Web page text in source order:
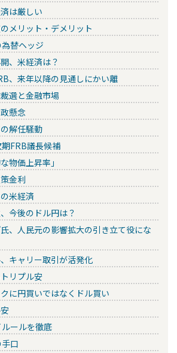
は厳しい
メリット・デメリット
替ヘッジ
、米経済は？
、来年以降の見通しにかい離
選と金融市場
懸念
解任騒動
FRB議長候補
物価上昇率」
金利
米経済
今後のドル円は？
、人民元の影響拡大の引き立て役にな
キャリー取引が活発化
リプル安
に円買いではなくドル買い
ールを徹底
口